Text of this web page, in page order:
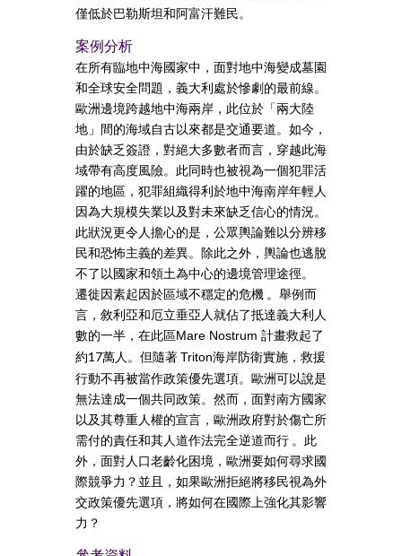
僅低於巴勒斯坦和阿富汗難民。
案例分析
在所有臨地中海國家中，面對地中海變成墓園
和全球安全問題，義大利處於慘劇的最前線。
歐洲邊境跨越地中海兩岸，此位於「兩大陸
地」間的海域自古以來都是交通要道。如今，
由於缺乏簽證，對絕大多數者而言，穿越此海
域帶有高度風險。此同時也被視為一個犯罪活
躍的地區，犯罪組織得利於地中海南岸年輕人
因為大規模失業以及對未來缺乏信心的情況。
此狀況更令人擔心的是，公眾輿論難以分辨移
民和恐怖主義的差異。除此之外，輿論也逃脫
不了以國家和領土為中心的邊境管理途徑。
遷徙因素起因於區域不穩定的危機 。舉例而
言，敘利亞和厄立垂亞人就佔了抵達義大利人
數的一半，在此區Mare Nostrum 計畫救起了
約17萬人。但隨著Triton海岸防衛實施，救援
行動不再被當作政策優先選項。歐洲可以說是
無法達成一個共同政策。然而，面對南方國家
以及其尊重人權的宣言，歐洲政府對於傷亡所
需付的責任和其人道作法完全逆道而行 。此
外，面對人口老齡化困境，歐洲要如何尋求國
際競爭力？並且，如果歐洲拒絕將移民視為外
交政策優先選項，將如何在國際上強化其影響
力？